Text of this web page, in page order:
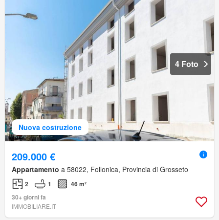
Nuova costruzione
4 Foto
209.000 €
Appartamento a 58022, Follonica, Provincia di Grosseto
2 1
46 m²
30+ giorni fa
IMMOBILIARE.IT